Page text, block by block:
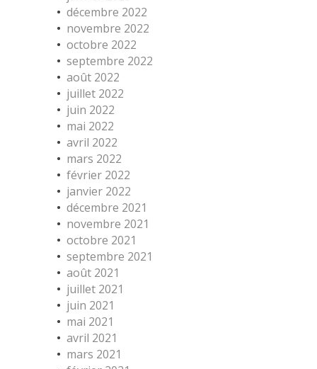
décembre 2022
novembre 2022
octobre 2022
septembre 2022
août 2022
juillet 2022
juin 2022
mai 2022
avril 2022
mars 2022
février 2022
janvier 2022
décembre 2021
novembre 2021
octobre 2021
septembre 2021
août 2021
juillet 2021
juin 2021
mai 2021
avril 2021
mars 2021